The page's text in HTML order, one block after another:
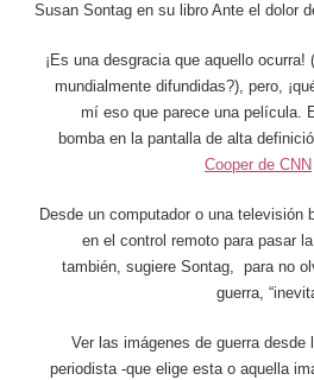
Susan Sontag en su libro Ante el dolor
¡Es una desgracia que aquello
mundialmente difundidas?), pero,
mí eso que parece una película.
bomba en la pantalla de alta
Cooper de CNN
Desde un computador o una televisión
en el control remoto para pasar
también, sugiere Sontag, para no
guerra,
Ver las imágenes de guerra
periodista -que elige esta o aquella